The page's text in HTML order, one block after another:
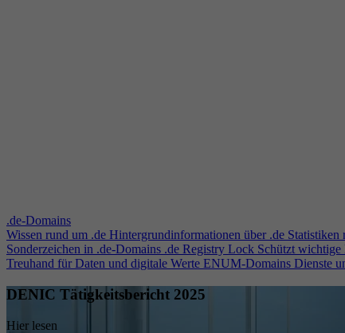
.de-Domains
Wissen rund um .de Hintergrundinformationen über .de Statistiken
Sonderzeichen in .de-Domains .de Registry Lock Schützt
Treuhand für Daten und digitale Werte ENUM-Domains Dienste
DENIC Tätigkeitsbericht 2025
Hier lesen